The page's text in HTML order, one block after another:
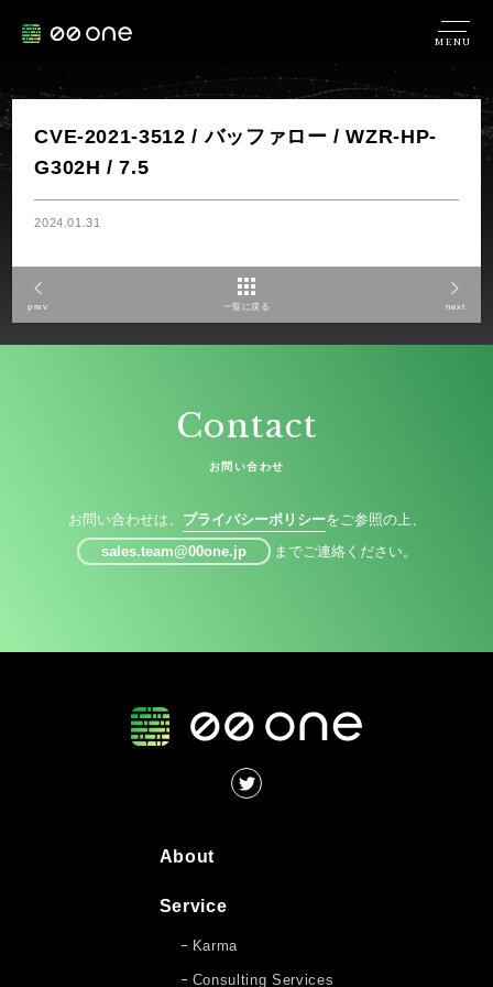
MENU
CVE-2021-3512 / バッファロー / WZR-HP-
G302H / 7.5
2024.01.31
prev 一覧に戻る next
Contact
お問い合わせ
お問い合わせは、 プライバシーポリシーをご参照の上、
sales.team@00one.jp
までご連絡ください。
About
Service
Karma
Consulting Services